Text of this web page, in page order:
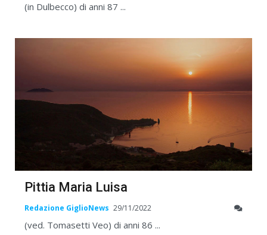
(in Dulbecco) di anni 87 ...
Pittia Maria Luisa
Redazione GiglioNews 29/11/2022
(ved. Tomasetti Veo) di anni 86 ...